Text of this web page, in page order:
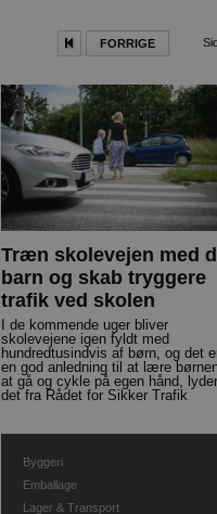
FORRIGE
Træn skolevejen med
barn og skab tryggere
trafik ved skolen
I de kommende uger bliver
skolevejene igen fyldt med
hundredtusindvis af børn, og det
en god anledning til at lære
at gå og cykle på egen hånd, lyder
det fra Rådet for Sikker Trafik
Byggeri
Emballage
Lager & Transport